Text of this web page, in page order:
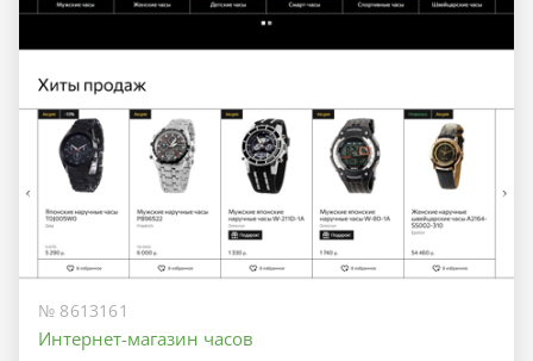
№ 8613161
Интернет-магазин часов